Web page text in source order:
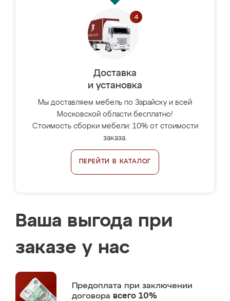
Доставка
и установка
Мы доставляем мебель по Зарайску и всей
Московской области бесплатно!
Стоимость сборки мебели: 10% от стоимости
заказа.
ПЕРЕЙТИ В КАТАЛОГ
Ваша выгода при
заказе у нас
Предоплата при заключении
договора всего 10%